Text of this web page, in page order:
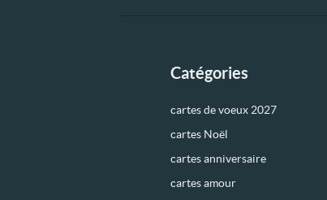
Catégories
cartes de voeux 2027
cartes Noël
cartes anniversaire
cartes amour